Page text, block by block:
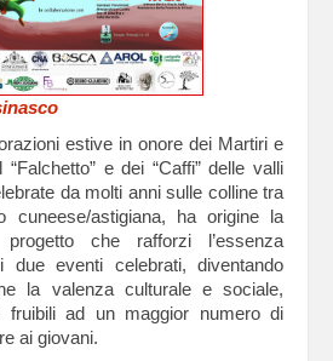
estive in onore dei Martiri e
e dei “Caffi” delle valli
da molti anni sulle colline tra
cuneese/astigiana, ha origine la
che rafforzi l’essenza
due eventi celebrati, diventando
la valenza culturale e sociale,
fruibili ad un maggior numero di
ai giovani.